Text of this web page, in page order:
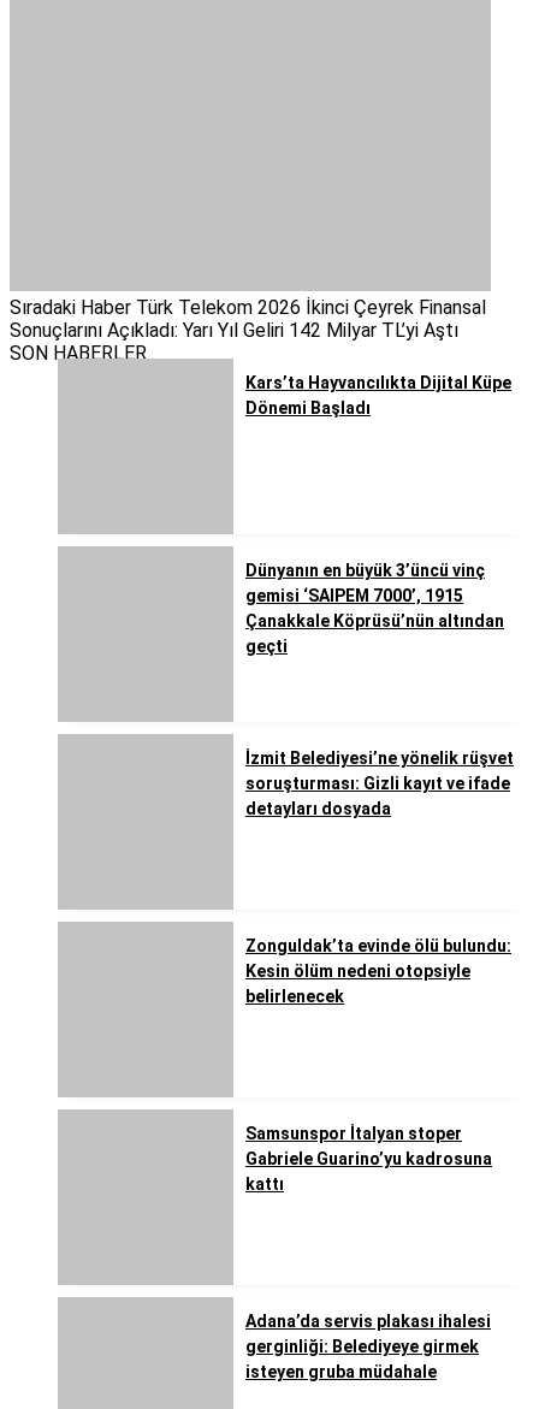
Sıradaki Haber Türk Telekom 2026 İkinci Çeyrek Finansal
Sonuçlarını Açıkladı: Yarı Yıl Geliri 142 Milyar TL’yi Aştı
SON HABERLER
Kars’ta Hayvancılıkta Dijital Küpe
Dönemi Başladı
Dünyanın en büyük 3’üncü vinç
gemisi ‘SAIPEM 7000’, 1915
Çanakkale Köprüsü’nün altından
geçti
İzmit Belediyesi’ne yönelik rüşvet
soruşturması: Gizli kayıt ve ifade
detayları dosyada
Zonguldak’ta evinde ölü bulundu:
Kesin ölüm nedeni otopsiyle
belirlenecek
Samsunspor İtalyan stoper
Gabriele Guarino’yu kadrosuna
kattı
Adana’da servis plakası ihalesi
gerginliği: Belediyeye girmek
isteyen gruba müdahale